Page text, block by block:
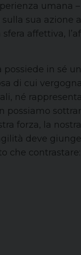
umana
sua azione
affettiva,
in sé
di cui
né
possiamo
forza, la
deve
che